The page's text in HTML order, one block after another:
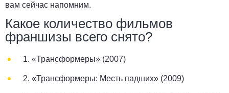
вам сейчас напомним.
Какое количество фильмов
франшизы всего снято?
1. «Трансформеры» (2007)
2. «Трансформеры: Месть падших» (2009)